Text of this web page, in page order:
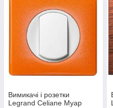
Вимикачі і розетки
Legrand Celiane Муар